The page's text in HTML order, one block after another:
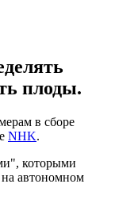
плоды.
в сборе
NHK.
которыми
на автономном